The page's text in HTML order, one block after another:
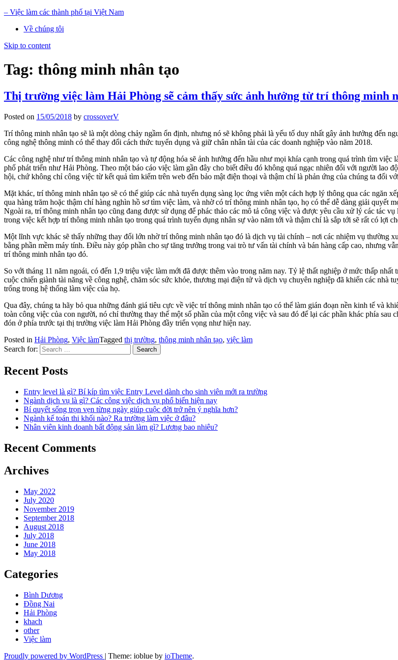
– Việc làm các thành phố tại Việt Nam
Về chúng tôi
Skip to content
Tag: thông minh nhân tạo
Thị trường việc làm Hải Phòng sẽ cảm thấy sức ảnh hưởng từ trí thông minh
Posted on 15/05/2018 by crossoverV
Trí thông minh nhân tạo sẽ là một dòng chảy ngầm ổn định, nhưng nó sẽ không phải là yếu tố duy nhất gây ảnh hưởng đến
công nghệ thông minh có thể thay đổi cách thức tuyển dụng và giữ chân nhân tài của các doanh nghiệp vào năm 2018.
Các công nghệ như trí thông minh nhân tạo và tự động hóa sẽ ảnh hưởng đến hầu như mọi khía cạnh trong quá trình tìm
phố phát triển như Hải Phòng. Theo một báo cáo việc làm gần đây cho biết điều đó không quá ngạc nhiên đối với người lao
hội, chứ không chỉ công việc từ kết quả tìm kiếm trên web đến bảo mật điện thoại và thậm chí là phản ứng của chúng ta đối
Mặt khác, trí thông minh nhân tạo sẽ có thể giúp các nhà tuyển dụng sàng lọc ứng viên một cách hợp lý thông qua các ngăn
qua hàng trăm hoặc thậm chí hàng nghìn hồ sơ tìm việc làm, và nhờ có trí thông minh nhân tạo, họ có thể dễ dàng giải quyết
Ngoài ra, trí thông minh nhân tạo cũng đang được sử dụng để phác thảo các mô tả công việc và được yêu cầu xử lý các tác
trong việc kết hợp trí thông minh nhân tạo trong quá trình tuyển dụng nhân sự vào năm tới và thậm chí là sắp tới sẽ rất có lợi
Một lĩnh vực khác sẽ thấy những thay đổi lớn nhờ trí thông minh nhân tạo đó là dịch vụ tài chính – nơi các nhiệm vụ thường
bằng phần mềm máy tính. Điều này góp phần cho sự tăng trưởng trong vai trò tư vấn tài chính và bán hàng cấp cao, nhưng
trí thông minh nhân tạo đó.
So với tháng 11 năm ngoái, có đến 1,9 triệu việc làm mới đã được thêm vào trong năm nay. Tỷ lệ thất nghiệp ở mức thấp
cuộc chiến giành tài năng về công nghệ, chăm sóc sức khỏe, thương mại điện tử và dịch vụ chuyên nghiệp đã khiến các nhà
trống trong hệ thống làm việc của họ.
Qua đây, chúng ta hãy bỏ qua những đánh giá tiêu cực về việc trí thông minh nhân tạo có thể làm gián đoạn nền kinh tế và
toàn công việc của con người, nó chỉ thường thay thế một số phần của một công việc và sau đó để lại các phần khác phía
đón ở phía trước tại thị trường việc làm Hải Phòng đầy triển vọng như hiện nay.
Posted in Hải Phòng, Việc làmTagged thị trường, thông minh nhân tạo, việc làm
Search for:
Recent Posts
Entry level là gì? Bí kíp tìm việc Entry Level dành cho sinh viên mới ra trường
Ngành dịch vụ là gì? Các công việc dịch vụ phổ biến hiện nay
Bí quyết sống trọn vẹn từng ngày giúp cuộc đời trở nên ý nghĩa hơn?
Ngành kế toán thi khối nào? Ra trường làm việc ở đâu?
Nhân viên kinh doanh bất động sản làm gì? Lương bao nhiêu?
Recent Comments
Archives
May 2022
July 2020
November 2019
September 2018
August 2018
July 2018
June 2018
May 2018
Categories
Bình Dương
Đồng Nai
Hải Phòng
khach
other
Việc làm
Proudly powered by WordPress | Theme: ioblue by ioTheme.